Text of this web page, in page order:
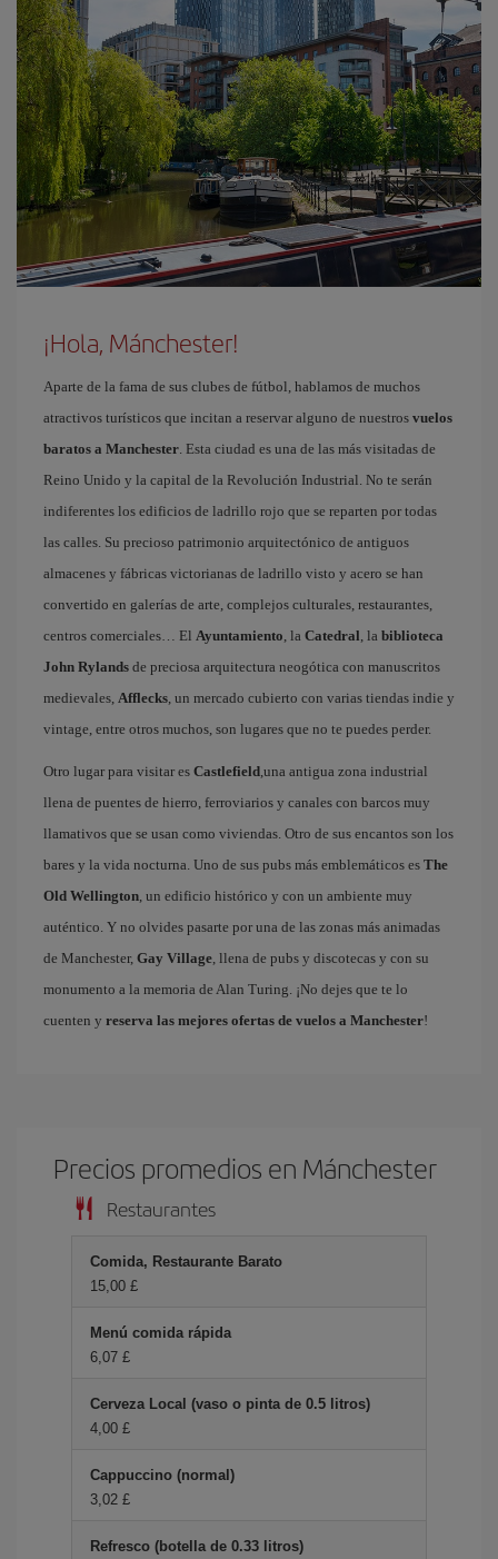
¡Hola, Mánchester!
Aparte de la fama de sus clubes de fútbol, hablamos de muchos
atractivos turísticos que incitan a reservar alguno de nuestros vuelos
baratos a Manchester. Esta ciudad es una de las más visitadas de
Reino Unido y la capital de la Revolución Industrial. No te serán
indiferentes los edificios de ladrillo rojo que se reparten por todas
las calles. Su precioso patrimonio arquitectónico de antiguos
almacenes y fábricas victorianas de ladrillo visto y acero se han
convertido en galerías de arte, complejos culturales, restaurantes,
centros comerciales… El Ayuntamiento, la Catedral, la biblioteca
John Rylands de preciosa arquitectura neogótica con manuscritos
medievales, Afflecks, un mercado cubierto con varias tiendas indie y
vintage, entre otros muchos, son lugares que no te puedes perder.
Otro lugar para visitar es Castlefield,una antigua zona industrial
llena de puentes de hierro, ferroviarios y canales con barcos muy
llamativos que se usan como viviendas. Otro de sus encantos son los
bares y la vida nocturna. Uno de sus pubs más emblemáticos es The
Old Wellington, un edificio histórico y con un ambiente muy
auténtico. Y no olvides pasarte por una de las zonas más animadas
de Manchester, Gay Village, llena de pubs y discotecas y con su
monumento a la memoria de Alan Turing. ¡No dejes que te lo
cuenten y reserva las mejores ofertas de vuelos a Manchester!
Precios promedios en Mánchester
Restaurantes
Comida, Restaurante Barato
15,00 £
Menú comida rápida
6,07 £
Cerveza Local (vaso o pinta de 0.5 litros)
4,00 £
Cappuccino (normal)
3,02 £
Refresco (botella de 0.33 litros)